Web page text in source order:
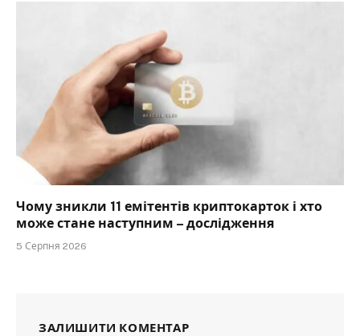
Чому зникли 11 емітентів криптокарток і хто
може стане наступним – дослідження
5 Серпня 2026
ЗАЛИШИТИ КОМЕНТАР